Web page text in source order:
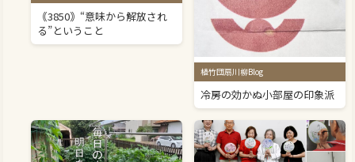
｟3850｠“意味から解放され
る”ということ
植竹団扇川柳Blog
冷房の効かぬ小部屋の印象派